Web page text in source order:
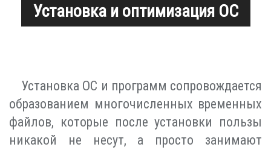
Установка и оптимизация ОС
Установка ОС и программ сопровождается
образованием многочисленных временных
файлов, которые после установки пользы
никакой не несут, а просто занимают